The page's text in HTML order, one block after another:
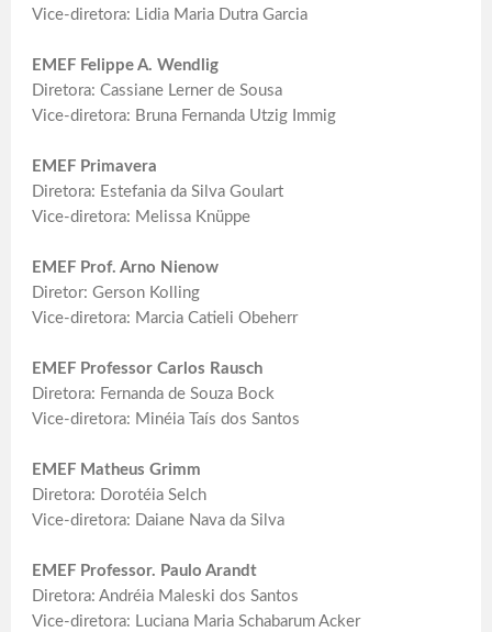
Vice-diretora: Lidia Maria Dutra Garcia
EMEF Felippe A. Wendlig
Diretora: Cassiane Lerner de Sousa
Vice-diretora: Bruna Fernanda Utzig Immig
EMEF Primavera
Diretora: Estefania da Silva Goulart
Vice-diretora: Melissa Knüppe
EMEF Prof. Arno Nienow
Diretor: Gerson Kolling
Vice-diretora: Marcia Catieli Obeherr
EMEF Professor Carlos Rausch
Diretora: Fernanda de Souza Bock
Vice-diretora: Minéia Taís dos Santos
EMEF Matheus Grimm
Diretora: Dorotéia Selch
Vice-diretora: Daiane Nava da Silva
EMEF Professor. Paulo Arandt
Diretora: Andréia Maleski dos Santos
Vice-diretora: Luciana Maria Schabarum Acker